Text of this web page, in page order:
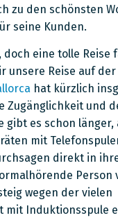
zu den schönsten
seine Kunden.
eine tolle
unsere Reise auf
hat kürzlich
und
gibt es schon
mit
direkt in
wegen der vielen
mit Induktionsspule